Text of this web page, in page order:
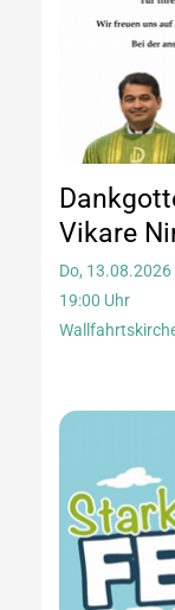
Vikare
Do, 13.08.2026
19:00 Uhr